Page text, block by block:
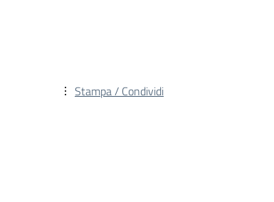
Stampa / Condividi